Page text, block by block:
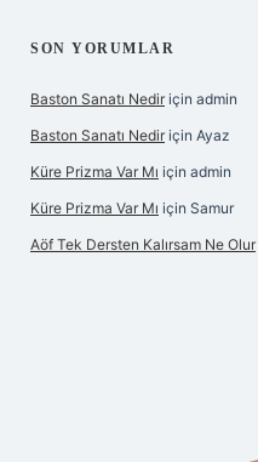
SON YORUMLAR
Baston Sanatı Nedir için admin
Baston Sanatı Nedir için Ayaz
Küre Prizma Var Mı için admin
Küre Prizma Var Mı için Samur
Aöf Tek Dersten Kalırsam Ne Olur